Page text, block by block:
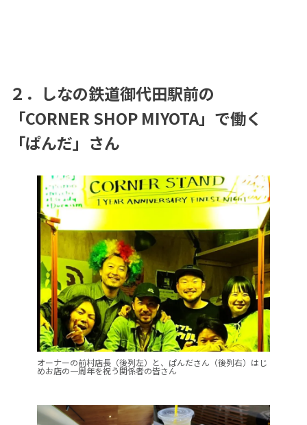
２．しなの鉄道御代田駅前の
「CORNER SHOP MIYOTA」で働く
「ぱんだ」さん
オーナーの前村店長（後列左）と、ぱんださん（後列右）はじ
めお店の一周年を祝う関係者の皆さん